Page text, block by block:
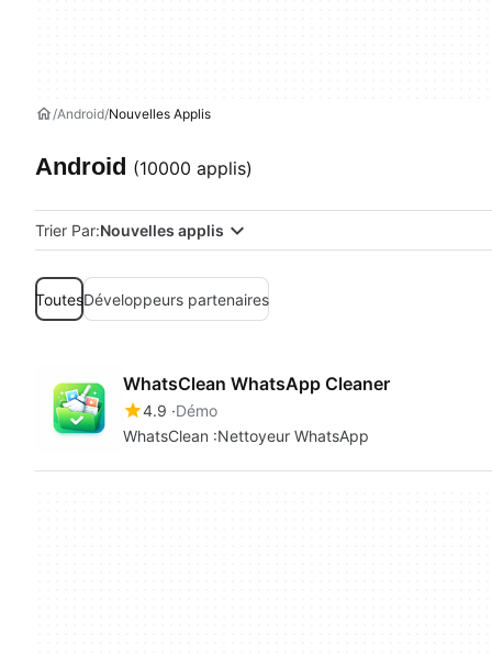
Android Nouvelles Applis
Android (10000 applis)
Trier Par:Nouvelles applis
ToutesDéveloppeurs partenaires
WhatsClean WhatsApp Cleaner
4.9 Démo
WhatsClean :Nettoyeur WhatsApp